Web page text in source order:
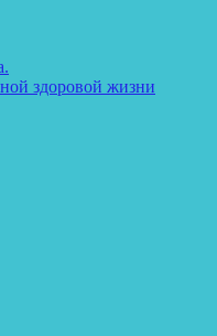
здоровой жизни